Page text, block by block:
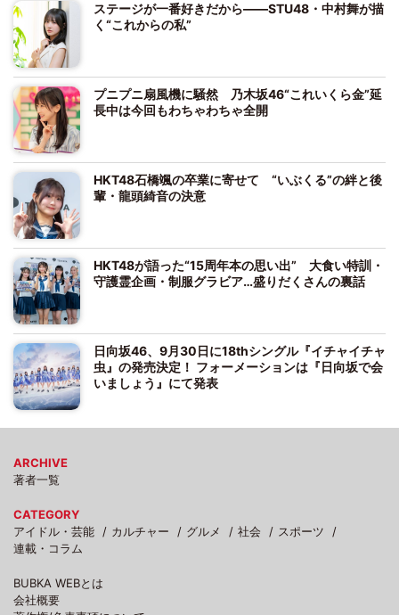
ステージが一番好きだから――STU48・中村舞が描
く“これからの私”
プニプニ扇風機に騒然 乃木坂46“これいくら金”延
長中は今回もわちゃわちゃ全開
HKT48石橋颯の卒業に寄せて “いぶくる”の絆と後
輩・龍頭綺音の決意
HKT48が語った“15周年本の思い出” 大食い特訓・
守護霊企画・制服グラビア…盛りだくさんの裏話
日向坂46、9月30日に18thシングル『イチャイチャ
虫』の発売決定！ フォーメーションは『日向坂で会
いましょう』にて発表
ARCHIVE
著者一覧
CATEGORY
アイドル・芸能
カルチャー グルメ 社会
スポーツ
連載・コラム
BUBKA WEBとは
会社概要